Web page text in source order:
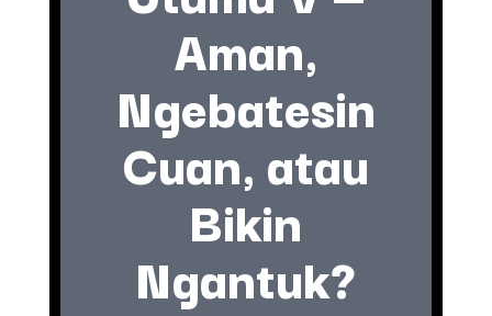
Aman,
Ngebatesin
Cuan, atau
Bikin
Ngantuk?